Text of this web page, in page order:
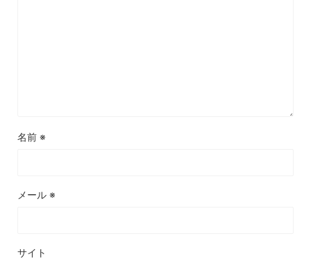
名前 ※
メール ※
サイト